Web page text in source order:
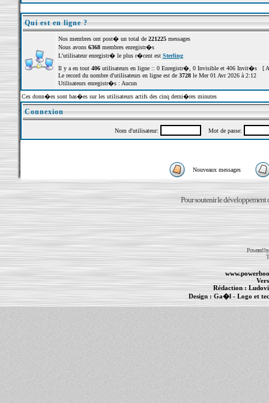
Qui est en ligne ?
Nos membres ont post� un total de 221225messages
Nous avons 6368membres enregistr�s
L'utilisateur enregistr� le plus r�cent est Sterling
Il y a en tout 406utilisateurs en ligne :: 0 Enregistr�, 0 Invisible et 406 Invit�s [
Le record du nombre d'utilisateurs en ligne est de 3728le Mer 01 Avr 2026 à 2:12
Utilisateurs enregistr�s : Aucun
Ces donn�es sont bas�es sur les utilisateurs actifs des cinq derni�res minutes
Connexion
Nom d'utilisateur: Mot de passe:
Nouveaux messages
Pour soutenir le développement
Powered
Rédaction :
Design : Ga�l- Logo et